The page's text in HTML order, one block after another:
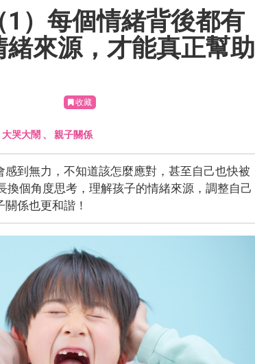
）每個情緒背後都有
來源，才能真正幫助
收藏
大哭大鬧 、親子關係
到無力，不知道該怎麼應對，甚至自己也快被
個角度思考，理解孩子的情緒來源，調整自己
係也更和諧！